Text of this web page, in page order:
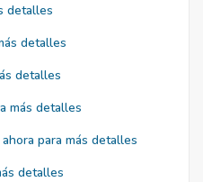
detalles
detalles
detalles
más detalles
para más detalles
detalles